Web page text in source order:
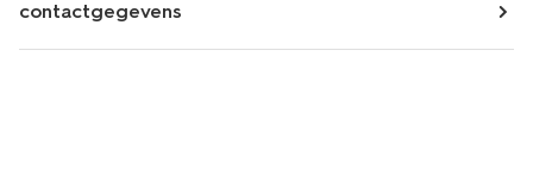
contactgegevens